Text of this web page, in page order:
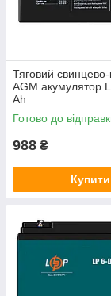
Тяговий
AGM акумулятор
Ah
Готово до
988 ₴
Купити